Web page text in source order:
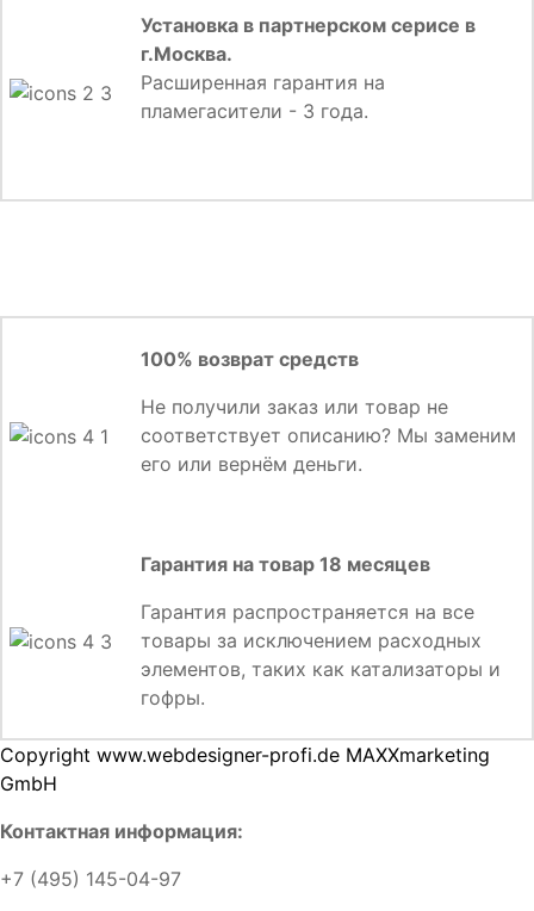
Установка в партнерском серисе в
г.Москва.
Расширенная гарантия на
пламегасители - 3 года.
100% возврат средств
Не получили заказ или товар не
соответствует описанию? Мы заменим
его или вернём деньги.
Гарантия на товар 18 месяцев
Гарантия распространяется на все
товары за исключением расходных
элементов, таких как катализаторы и
гофры.
Copyright www.webdesigner-profi.de MAXXmarketing
GmbH
Контактная информация:
+7 (495) 145-04-97